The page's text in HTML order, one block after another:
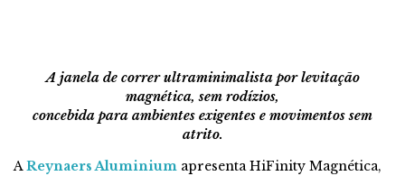
A janela de correr ultraminimalista por levitação
magnética, sem rodízios,
concebida para ambientes exigentes e movimentos sem
atrito.
AReynaers Aluminium apresenta HiFinity Magnética,